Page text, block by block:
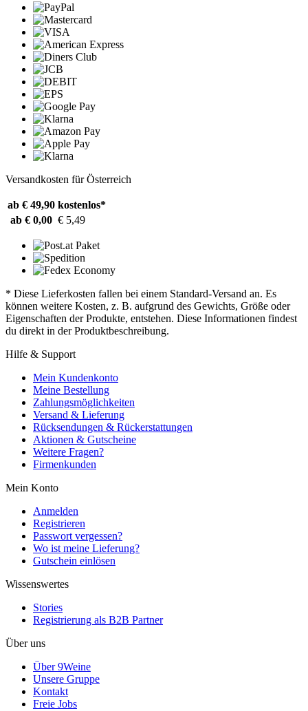
Versandkosten für Österreich
ab € 49,90 kostenlos*
ab € 0,00 € 5,49
* Diese Lieferkosten fallen bei einem Standard-Versand an. Es
können weitere Kosten, z. B. aufgrund des Gewichts, Größe oder
Eigenschaften der Produkte, entstehen. Diese Informationen findest
du direkt in der Produktbeschreibung.
Hilfe & Support
Mein Kundenkonto
Meine Bestellung
Zahlungsmöglichkeiten
Versand & Lieferung
Rücksendungen & Rückerstattungen
Aktionen & Gutscheine
Weitere Fragen?
Firmenkunden
Mein Konto
Anmelden
Registrieren
Passwort vergessen?
Wo ist meine Lieferung?
Gutschein einlösen
Wissenswertes
Stories
Registrierung als B2B Partner
Über uns
Über 9Weine
Unsere Gruppe
Kontakt
Freie Jobs